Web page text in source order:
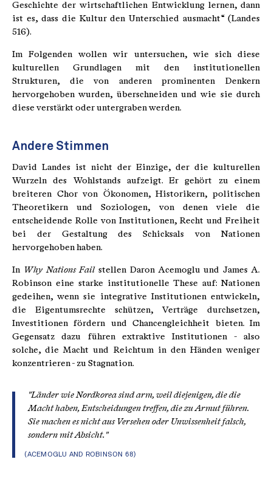
Geschichte der wirtschaftlichen Entwicklung lernen, dann
ist es, dass die Kultur den Unterschied ausmacht“ (Landes
516).
Im Folgenden wollen wir untersuchen, wie sich diese
kulturellen Grundlagen mit den institutionellen
Strukturen, die von anderen prominenten Denkern
hervorgehoben wurden, überschneiden und wie sie durch
diese verstärkt oder untergraben werden.
Andere Stimmen
David Landes ist nicht der Einzige, der die kulturellen
Wurzeln des Wohlstands aufzeigt. Er gehört zu einem
breiteren Chor von Ökonomen, Historikern, politischen
Theoretikern und Soziologen, von denen viele die
entscheidende Rolle von Institutionen, Recht und Freiheit
bei der Gestaltung des Schicksals von Nationen
hervorgehoben haben.
In Why Nations Failstellen Daron Acemoglu und James A.
Robinson eine starke institutionelle These auf: Nationen
gedeihen, wenn sie integrative Institutionen entwickeln,
die Eigentumsrechte schützen, Verträge durchsetzen,
Investitionen fördern und Chancengleichheit bieten. Im
Gegensatz dazu führen extraktive Institutionen - also
solche, die Macht und Reichtum in den Händen weniger
konzentrieren - zu Stagnation.
"Länder wie Nordkorea sind arm, weil diejenigen, die die
Macht haben, Entscheidungen treffen, die zu Armut führen.
Sie machen es nicht aus Versehen oder Unwissenheit falsch,
sondern mit Absicht."
(ACEMOGLU AND ROBINSON 68)